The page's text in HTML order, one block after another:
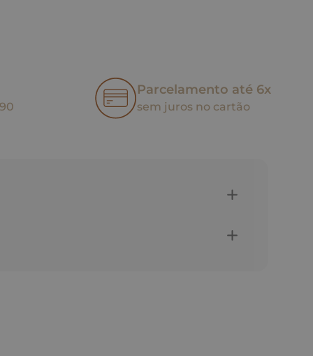
Parcelamento até 6x
sem juros no cartão